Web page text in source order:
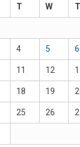
T W T
4 5 6
11 12
18 19
25 26